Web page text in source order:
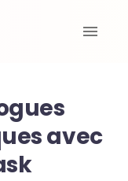
avec